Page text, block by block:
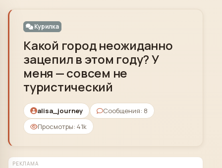
Курилка
Какой город неожиданно
зацепил в этом году? У
меня — совсем не
туристический
alisa_journey
Сообщения: 8
Просмотры: 41k
РЕКЛАМА